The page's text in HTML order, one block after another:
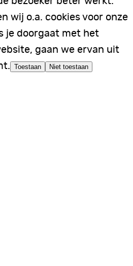
wij o.a. cookies voor onze
je doorgaat met het
gaan we ervan uit
Toestaan Niet toestaan